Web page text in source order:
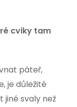
cviky tam
páteř,
je důležité
jiné svaly než